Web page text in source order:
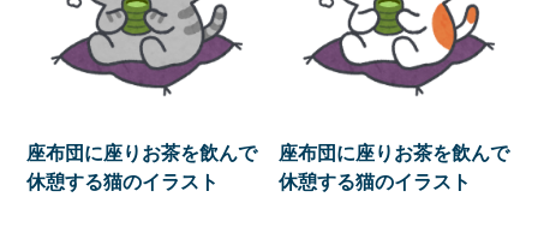
座布団に座りお茶を飲んで
休憩する猫のイラスト
座布団に座りお茶を飲んで
休憩する猫のイラスト